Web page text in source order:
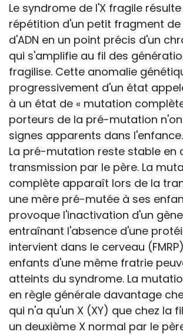
Le syndrome de l'X fragile
répétition d'un petit fragment
d'ADN en un point précis d'un
qui s'amplifie au fil des
fragilise. Cette anomalie
progressivement d'un état
à un état de « mutation complète
porteurs de la pré-mutation
signes apparents dans l'enfance.
La pré-mutation reste stable en
transmission par le père. La
complète apparaît lors de la
une mère pré-mutée à ses
provoque l'inactivation d'un gène
entraînant l'absence d'une
intervient dans le cerveau
enfants d'une même fratrie
atteints du syndrome. La
en règle générale davantage
qui n'a qu'un X (XY) que chez la
un deuxième X normal par le